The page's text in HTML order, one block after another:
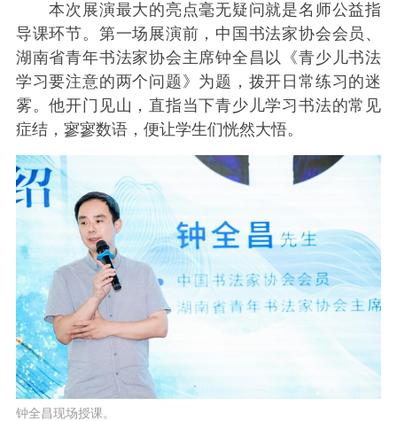
本次展演最大的亮点毫无疑问就是名师公益指
导课环节。第一场展演前，中国书法家协会会员、
湖南省青年书法家协会主席钟全昌以《青少儿书法
学习要注意的两个问题》为题，拨开日常练习的迷
雾。他开门见山，直指当下青少儿学习书法的常见
症结，寥寥数语，便让学生们恍然大悟。
钟全昌现场授课。